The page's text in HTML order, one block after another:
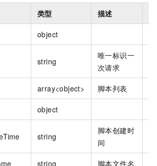
类型 描述
object
string
唯一标识一
次请求
array<object> 脚本列表
object
string
脚本创建时
间
string 脚本文件名